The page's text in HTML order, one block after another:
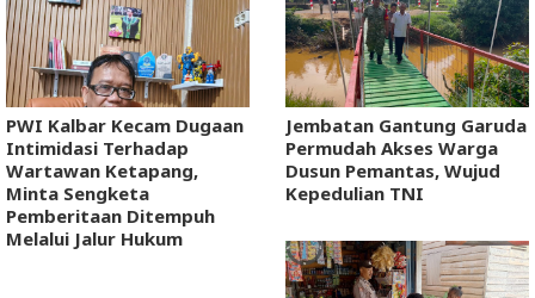
PWI Kalbar Kecam Dugaan
Intimidasi Terhadap
Wartawan Ketapang,
Minta Sengketa
Pemberitaan Ditempuh
Melalui Jalur Hukum
Jembatan Gantung Garuda
Permudah Akses Warga
Dusun Pemantas, Wujud
Kepedulian TNI